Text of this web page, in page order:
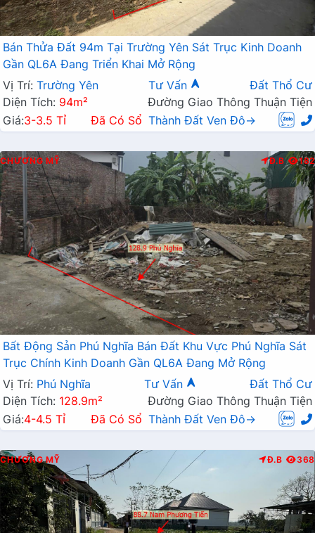
Bán Thửa Đất 94m Tại Trường Yên Sát Trục Kinh Doanh
Gần QL6A Đang Triển Khai Mở Rộng
Vị Trí: Trường Yên Tư Vấn
Đất Thổ Cư
Diện Tích: 94m²
Đường Giao Thông Thuận Tiện
Giá:3-3.5 Tỉ Đã Có Sổ Thành Đất Ven Đô→
CHƯƠNG MỸ Đ.B 182
Bất Động Sản Phú Nghĩa Bán Đất Khu Vực Phú Nghĩa Sát
Trục Chính Kinh Doanh Gần QL6A Đang Mở Rộng
Vị Trí: Phú Nghĩa Tư Vấn
Đất Thổ Cư
Diện Tích: 128.9m²
Đường Giao Thông Thuận Tiện
Giá:4-4.5 Tỉ Đã Có Sổ Thành Đất Ven Đô→
CHƯƠNG MỸ Đ.B 368